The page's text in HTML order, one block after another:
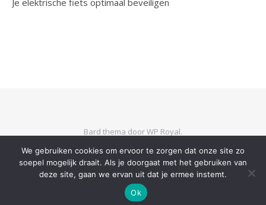
Bard thema doorWP Royal.
TERUG NAAR BOVEN
We gebruiken cookies om ervoor te zorgen dat onze site zo
soepel mogelijk draait. Als je doorgaat met het gebruiken van
deze site, gaan we ervan uit dat je ermee instemt.
Ok